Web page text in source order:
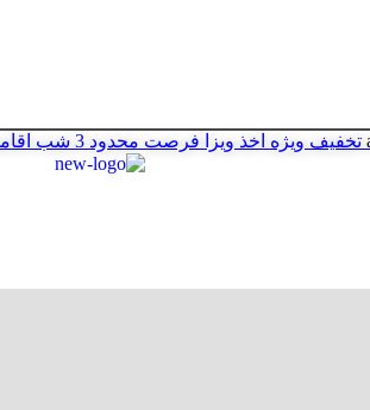
تخفیف ویژه اخذ ویزا فرصت محدود 3 شب اقامت رایگان هتل